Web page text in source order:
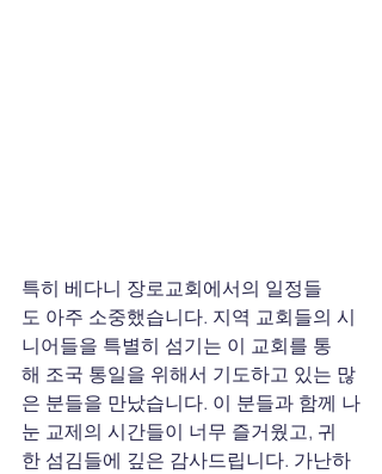
특히 베다니 장로교회에서의 일정들
도 아주 소중했습니다. 지역 교회들의 시
니어들을 특별히 섬기는 이 교회를 통
해 조국 통일을 위해서 기도하고 있는 많
은 분들을 만났습니다. 이 분들과 함께 나
눈 교제의 시간들이 너무 즐거웠고, 귀
한 섬김들에 깊은 감사드립니다. 가난하